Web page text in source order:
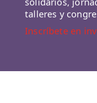
talleres y
Inscríbete en